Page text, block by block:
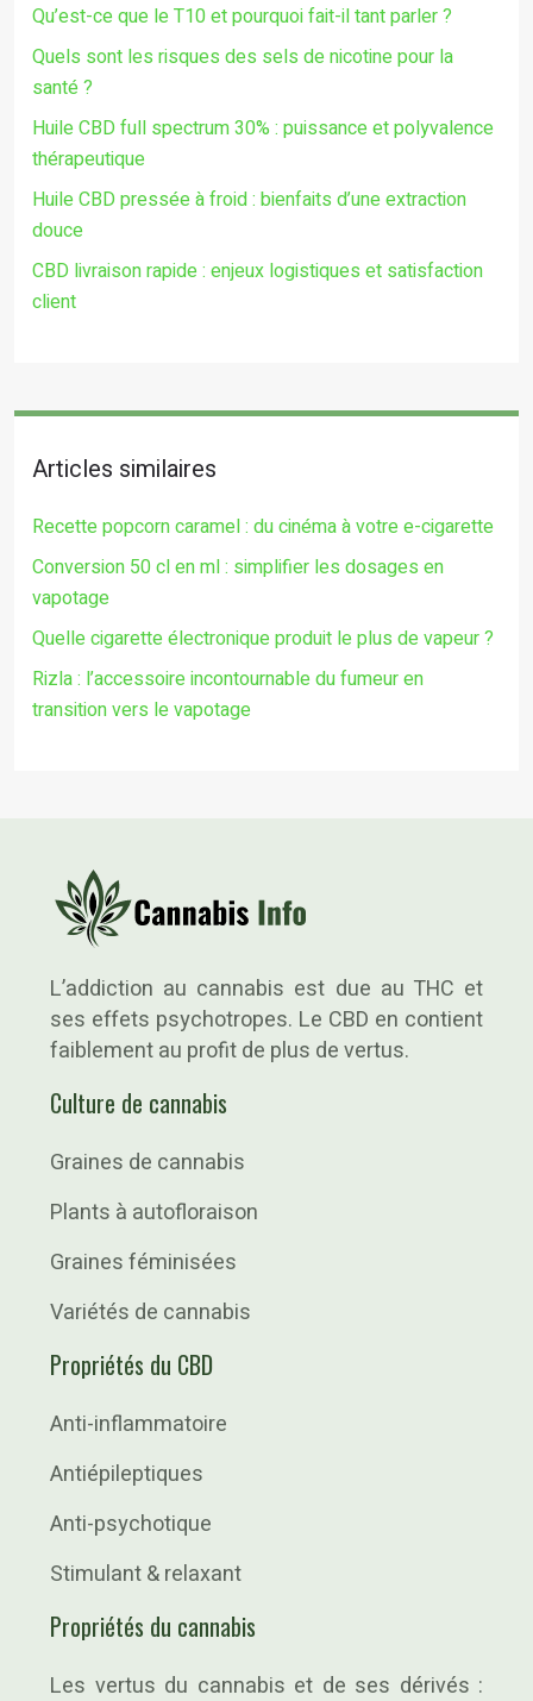
Qu’est-ce que le T10 et pourquoi fait-il tant parler ?
Quels sont les risques des sels de nicotine pour la
santé ?
Huile CBD full spectrum 30% : puissance et polyvalence
thérapeutique
Huile CBD pressée à froid : bienfaits d’une extraction
douce
CBD livraison rapide : enjeux logistiques et satisfaction
client
Articles similaires
Recette popcorn caramel : du cinéma à votre e-cigarette
Conversion 50 cl en ml : simplifier les dosages en
vapotage
Quelle cigarette électronique produit le plus de vapeur ?
Rizla : l’accessoire incontournable du fumeur en
transition vers le vapotage
L’addiction au cannabis est due au THC et
ses effets psychotropes. Le CBD en contient
faiblement au profit de plus de vertus.
Culture de cannabis
Graines de cannabis
Plants à autofloraison
Graines féminisées
Variétés de cannabis
Propriétés du CBD
Anti-inflammatoire
Antiépileptiques
Anti-psychotique
Stimulant & relaxant
Propriétés du cannabis
Les vertus du cannabis et de ses dérivés :